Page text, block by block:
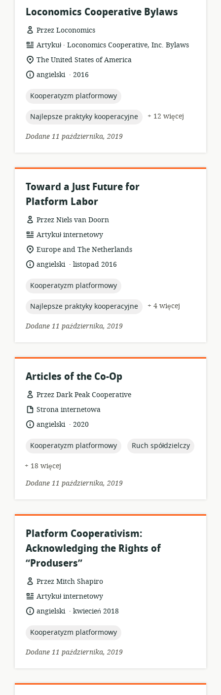
Loconomics Cooperative Bylaws
Przez Loconomics
format
zasobów:
Artykuł .
wydawca:
Loconomics Cooperative, Inc. Bylaws
istotna
lokalizacja:
The United States of America
język:angielski .
data2016
topic:
Kooperatyzm platformowy
topic:
Najlepsze praktyky kooperacyjne
+ 12 więcej
Dodane 11 października, 2019
Toward a Just Future for
Platform Labor
Przez Niels van Doorn
format
zasobów:
Artykuł internetowy
istotna
lokalizacja:
Europe and The Netherlands
język:angielski .
datalistopad 2016
topic:
Kooperatyzm platformowy
topic:
Najlepsze praktyky kooperacyjne
+ 4 więcej
Dodane 11 października, 2019
Articles of the Co-Op
Przez Dark Peak Cooperative
format
zasobów:
Strona internetowa
język:angielski .
data2020
topic:
Kooperatyzm platformowy topic:
Ruch spółdzielczy
+ 18 więcej
Dodane 11 października, 2019
Platform Cooperativism:
Acknowledging the Rights of
“Produsers”
Przez Mitch Shapiro
format
zasobów:
Artykuł internetowy
język:angielski .
datakwiecień 2018
topic:
Kooperatyzm platformowy
Dodane 11 października, 2019